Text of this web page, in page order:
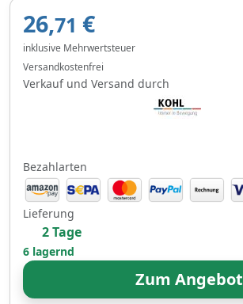
26,71 €
inklusive Mehrwertsteuer
Versandkostenfrei
Verkauf und Versand durch
Bezahlarten
Lieferung
2 Tage
6 lagernd
Zum Angebot